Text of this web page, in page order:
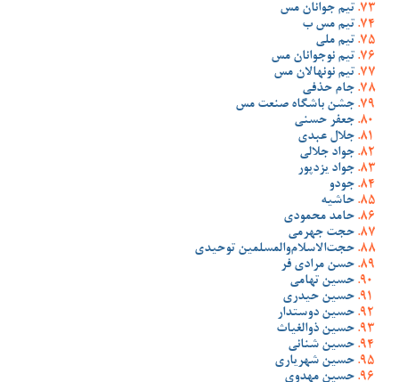
تیم جوانان مس
تیم مس ب
تیم ملی
تیم نوجوانان مس
تیم نونهالان مس
جام حذفی
جشن باشگاه صنعت مس
جعفر حسنی
جلال عبدی
جواد جلالی
جواد یزدپور
جودو
حاشیه
حامد محمودی
حجت جهرمی
حجت‌الاسلام‌والمسلمین توحیدی
حسن مرادی فر
حسین تهامی
حسین حیدری
حسین دوستدار
حسین ذوالغیاث
حسین شنانی
حسین شهریاری
حسین مهدوی